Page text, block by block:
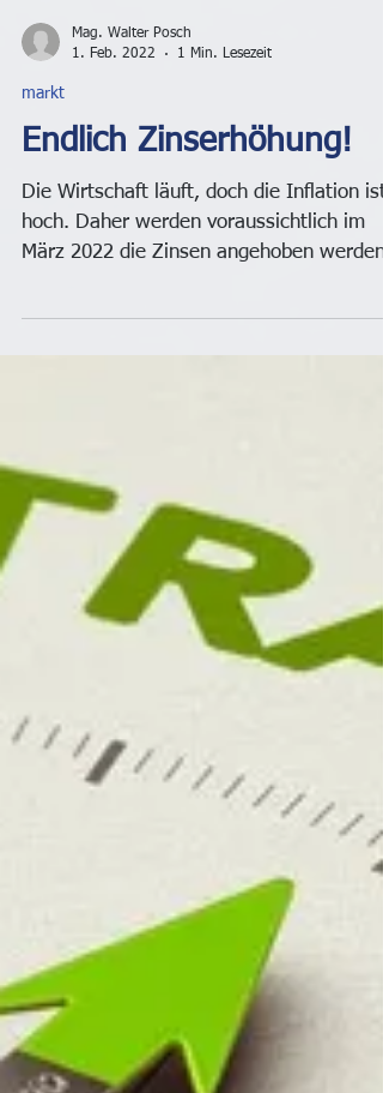
markt
Endlich Zinserhöhung!
Die Wirtschaft läuft, doch die Inflation ist